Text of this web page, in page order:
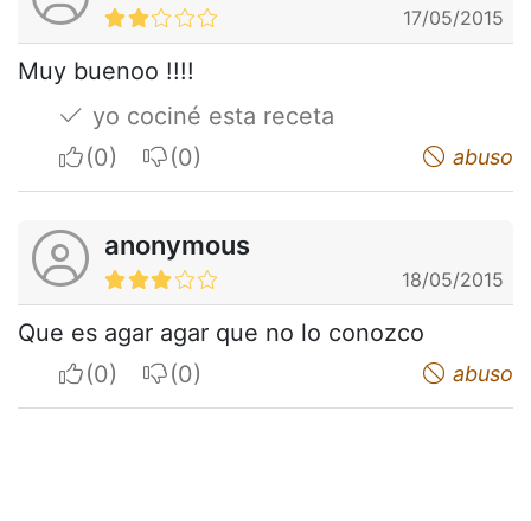
17/05/2015
Muy buenoo !!!!
yo cociné esta receta
I apreciateI do not appreciate abuso
anonymous
18/05/2015
Que es agar agar que no lo conozco
I apreciateI do not appreciate abuso